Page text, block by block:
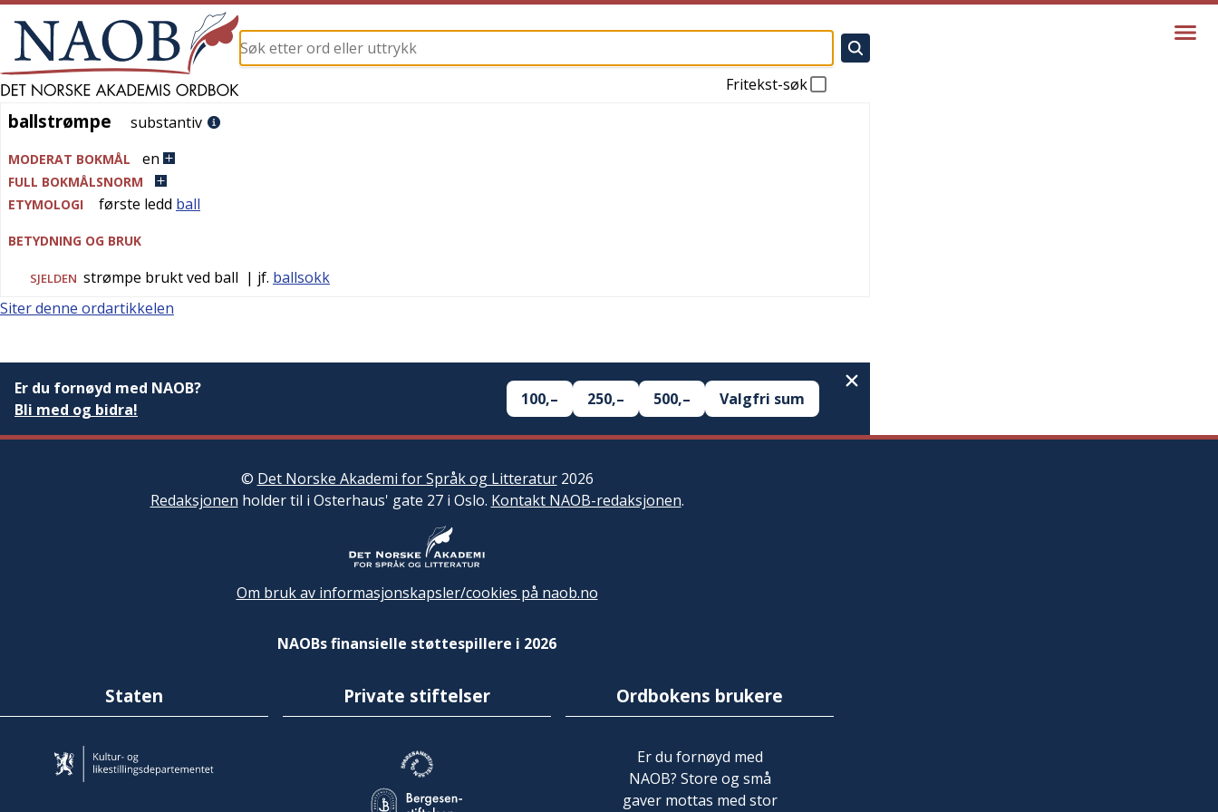
Fritekst-søk
ballstrømpe
ballstrømpe substantiv
MODERAT BOKMÅL en
FULL BOKMÅLSNORM
ETYMOLOGI
første ledd ball
BETYDNING OG BRUK
SJELDEN strømpe brukt ved ball | jf. ballsokk
Siter denne ordartikkelen
Er du fornøyd med NAOB?
Bli med og bidra!
100,– 250,– 500,– Valgfri sum
© Det Norske Akademi for Språk og Litteratur2026
Redaksjonen holder til i Osterhaus' gate 27 i Oslo. Kontakt NAOB-redaksjonen.
Om bruk av informasjonskapsler/cookies på naob.no
NAOBs finansielle støttespillere i 2026
Staten Private stiftelser Ordbokens brukere
Er du fornøyd med
NAOB? Store og små
gaver mottas med stor